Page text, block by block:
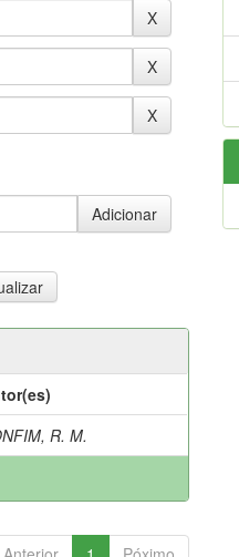
R. M.